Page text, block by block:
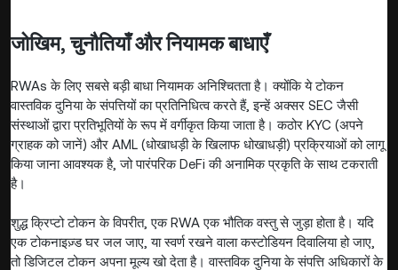
जोखिम, चुनौतियाँ और नियामक बाधाएँ
RWAs के लिए सबसे बड़ी बाधा नियामक अनिश्चितता है। क्योंकि ये टोकन
वास्तविक दुनिया के संपत्तियों का प्रतिनिधित्व करते हैं, इन्हें अक्सर SEC जैसी
संस्थाओं द्वारा प्रतिभूतियों के रूप में वर्गीकृत किया जाता है। कठोर KYC (अपने
ग्राहक को जानें) और AML (धोखाधड़ी के खिलाफ धोखाधड़ी) प्रक्रियाओं को लागू
किया जाना आवश्यक है, जो पारंपरिक DeFi की अनामिक प्रकृति के साथ टकराती
है।
शुद्ध क्रिप्टो टोकन के विपरीत, एक RWA एक भौतिक वस्तु से जुड़ा होता है। यदि
एक टोकनाइज़्ड घर जल जाए, या स्वर्ण रखने वाला कस्टोडियन दिवालिया हो जाए,
तो डिजिटल टोकन अपना मूल्य खो देता है। वास्तविक दुनिया के संपत्ति अधिकारों के